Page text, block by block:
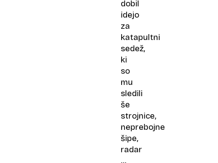
dobil
idejo
za
katapultni
sedež,
ki
so
mu
sledili
še
strojnice,
neprebojne
šipe,
radar
…